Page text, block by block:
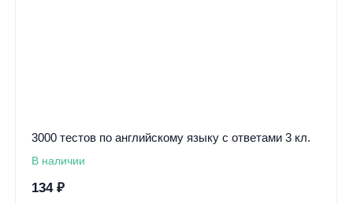
3000 тестов по английскому языку с ответами 3 кл.
В наличии
134 ₽